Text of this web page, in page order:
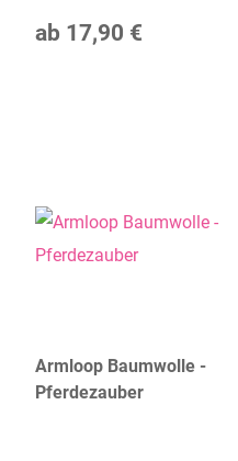
ab 17,90 €
Armloop Baumwolle -
Pferdezauber